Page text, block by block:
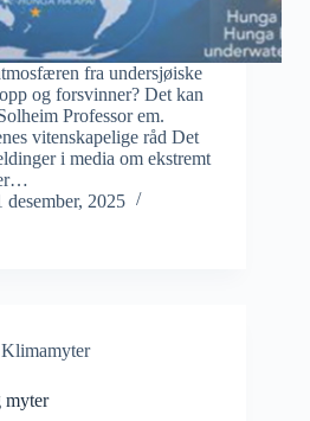
fra undersjøiske
og forsvinner? Det kan
Professor em.
vitenskapelige råd Det
i media om ekstremt
desember, 2025
Klimamyter
myter